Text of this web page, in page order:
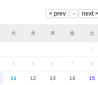
火 水 木 金 土
1
4 5 6 7 8
11 12 13 14 15